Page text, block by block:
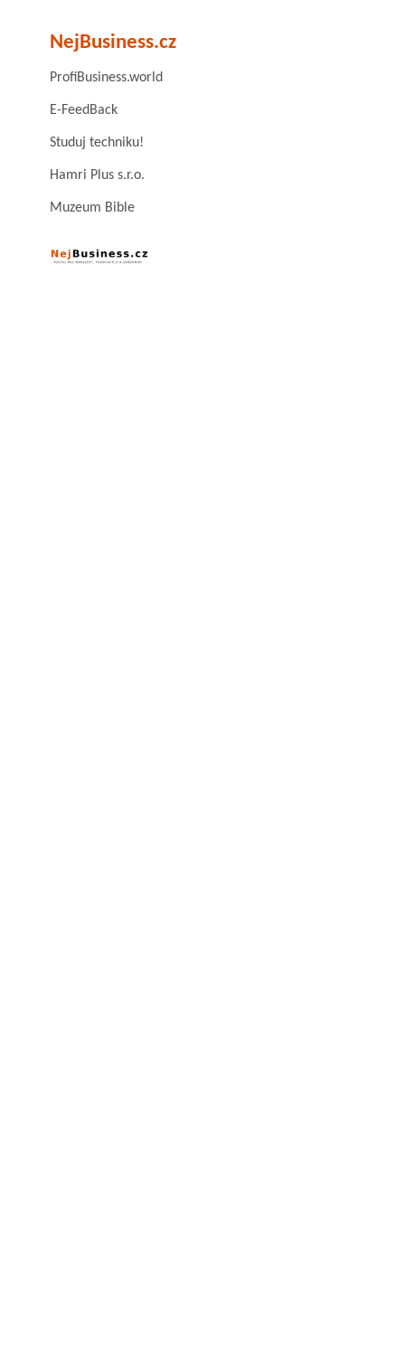
NejBusiness.cz
ProfiBusiness.world
E-FeedBack
Studuj techniku!
Hamri Plus s.r.o.
Muzeum Bible